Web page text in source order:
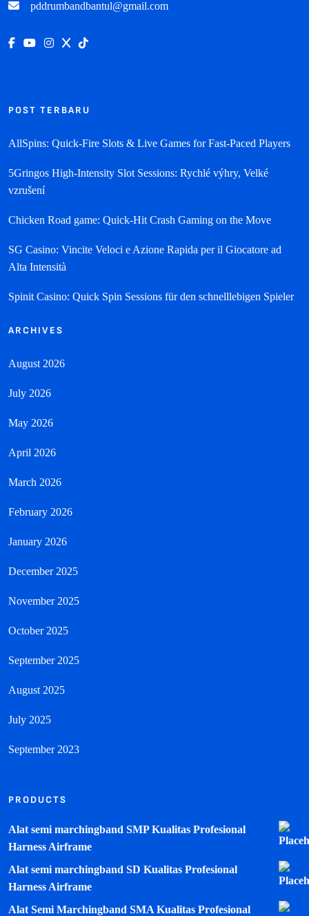
pddrumbandbantul@gmail.com
POST TERBARU
AllSpins: Quick‑Fire Slots & Live Games for Fast‑Paced Players
5Gringos High‑Intensity Slot Sessions: Rychlé výhry, Velké
vzrušení
Chicken Road game: Quick‑Hit Crash Gaming on the Move
SG Casino: Vincite Veloci e Azione Rapida per il Giocatore ad
Alta Intensità
Spinit Casino: Quick Spin Sessions für den schnelllebigen Spieler
ARCHIVES
August 2026
July 2026
May 2026
April 2026
March 2026
February 2026
January 2026
December 2025
November 2025
October 2025
September 2025
August 2025
July 2025
September 2023
PRODUCTS
Alat semi marchingband SMP Kualitas Profesional
Harness Airframe
Alat semi marchingband SD Kualitas Profesional
Harness Airframe
Alat Semi Marchingband SMA Kualitas Profesional